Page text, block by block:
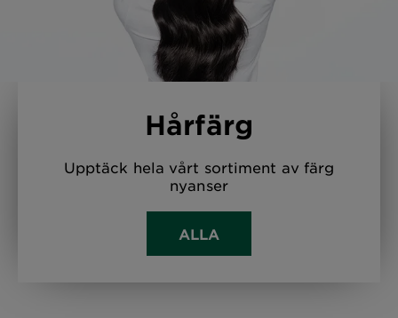
Hårfärg
Upptäck hela vårt sortiment av färg
nyanser
ALLA